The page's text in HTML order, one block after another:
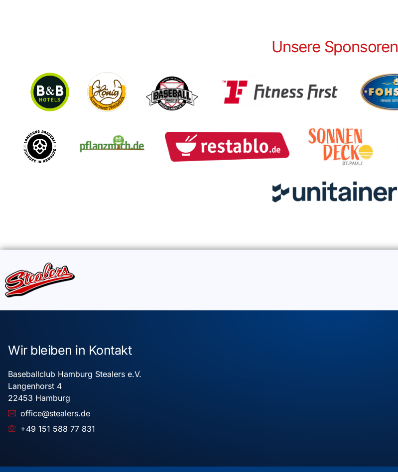
Unsere Sponsoren
Wir bleiben in Kontakt
Baseballclub Hamburg Stealers e.V.
Langenhorst 4
22453 Hamburg
office@stealers.de
+49 151 588 77 831